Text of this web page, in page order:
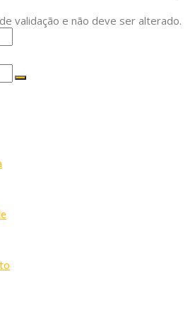
validação e não deve ser alterado.